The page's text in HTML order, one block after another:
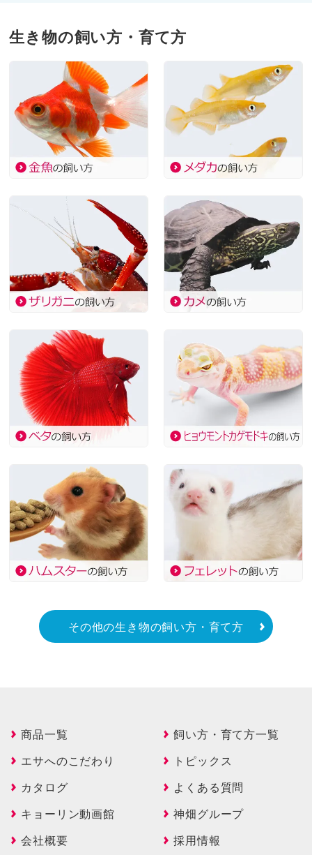
生き物の飼い方・育て方
その他の生き物の飼い方・育て方
商品一覧
飼い方・育て方一覧
エサへのこだわり
トピックス
カタログ
よくある質問
キョーリン動画館
神畑グループ
会社概要
採用情報